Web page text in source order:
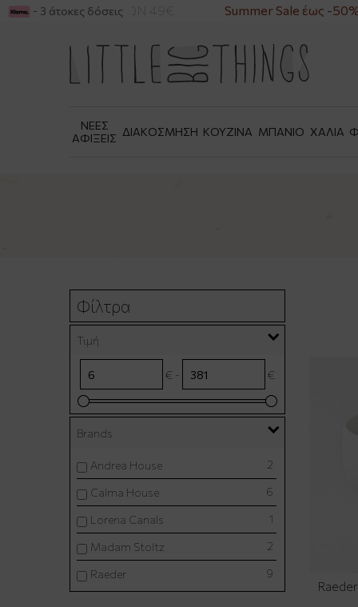
ΑΝΩ ΤΩΝ 49€ Summer Sale έως -50%
- 3 άτοκες δόσεις
ΝΕΕΣ
ΑΦΙΞΕΙΣ ΔΙΑΚΟΣΜΗΣΗ ΚΟΥΖΙΝΑ ΜΠΑΝΙΟ ΧΑΛΙΑ
Φίλτρα
Τιμή
€ - €
Brands
Andrea House 2
Calma House 6
Lorena Canals 1
Madam Stoltz 2
Raeder 9